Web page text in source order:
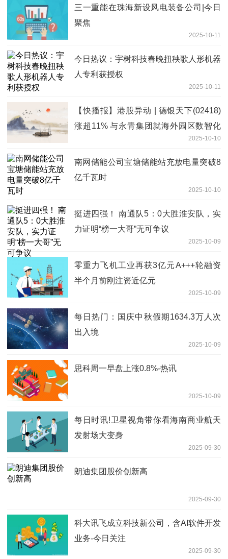
三一重能在珠海新设风电装备公司|今日
聚焦
2025-10-11
今日热议：宇树科技春晚扭秧歌人形机器
人专利获授权
2025-10-11
【快播报】港股异动 | 德银天下(02418)
涨超11% 与永青集团就海外园区数智化
2025-10-10
南网储能公司宝塘储能站充放电量突破8
亿千瓦时
2025-10-10
挺进四强！ 南通队5：0大胜淮安队，实
力证明“榜一大哥”无可争议
2025-10-09
零重力飞机工业再获3亿元A+++轮融资
半个月前刚注资近亿元
2025-10-09
每日热门：国庆中秋假期1634.3万人次
出入境
2025-10-09
思科周一早盘上涨0.8%-热讯
2025-10-09
每日时讯!卫星视角带你看海南商业航天
发射场大变身
2025-09-30
朗迪集团股价创新高
2025-09-30
科大讯飞成立科技新公司，含AI软件开发
业务-今日关注
2025-09-30